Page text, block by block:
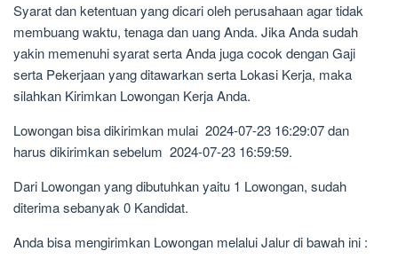
Syarat dan ketentuan yang dicari oleh perusahaan agar tidak
membuang waktu, tenaga dan uang Anda. Jika Anda sudah
yakin memenuhi syarat serta Anda juga cocok dengan Gaji
serta Pekerjaan yang ditawarkan serta Lokasi Kerja, maka
silahkan Kirimkan Lowongan Kerja Anda.
Lowongan bisa dikirimkan mulai 2024-07-23 16:29:07 dan
harus dikirimkan sebelum 2024-07-23 16:59:59.
Dari Lowongan yang dibutuhkan yaitu 1 Lowongan, sudah
diterima sebanyak 0 Kandidat.
Anda bisa mengirimkan Lowongan melalui Jalur di bawah ini :